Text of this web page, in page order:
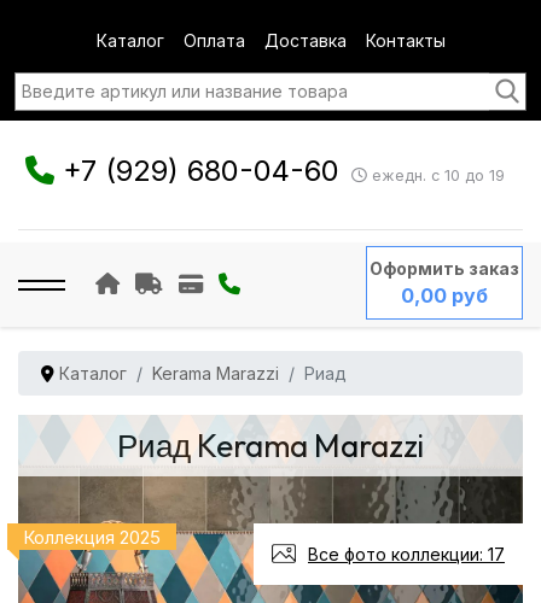
Каталог Оплата Доставка Контакты
+7 (929) 680-04-60 ежедн. с 10 до 19
Оформить заказ
0,00 руб
Каталог Kerama Marazzi Риад
Коллекция 2025
Риад Kerama Marazzi
Все фото коллекции: 17